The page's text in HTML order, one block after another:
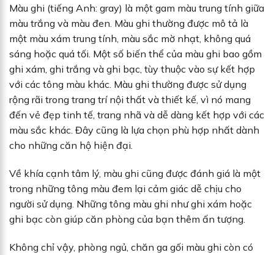
Màu ghi (tiếng Anh: gray) là một gam màu trung tính giữa
màu trắng và màu đen. Màu ghi thường được mô tả là
một màu xám trung tính, màu sắc mờ nhạt, không quá
sáng hoặc quá tối. Một số biến thể của màu ghi bao gồm
ghi xám, ghi trắng và ghi bạc, tùy thuộc vào sự kết hợp
với các tông màu khác. Màu ghi thường được sử dụng
rộng rãi trong trang trí nội thất và thiết kế, vì nó mang
đến vẻ đẹp tinh tế, trang nhã và dễ dàng kết hợp với các
màu sắc khác. Đây cũng là lựa chọn phù hợp nhất dành
cho những căn hộ hiện đại.
Về khía cạnh tâm lý, màu ghi cũng được đánh giá là một
trong những tông màu đem lại cảm giác dễ chịu cho
người sử dụng. Những tông màu ghi như ghi xám hoặc
ghi bạc còn giúp căn phòng của bạn thêm ấn tượng.
Không chỉ vậy, phòng ngủ, chăn ga gối màu ghi còn có